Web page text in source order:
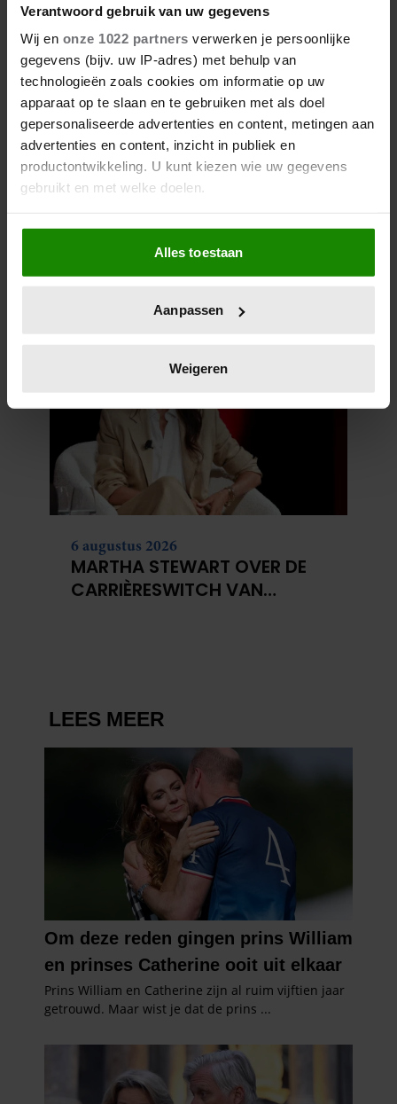
Verantwoord gebruik van uw gegevens
Wij en onze 1022 partners verwerken je persoonlijke
gegevens (bijv. uw IP-adres) met behulp van
technologieën zoals cookies om informatie op uw
apparaat op te slaan en te gebruiken met als doel
gepersonaliseerde advertenties en content, metingen aan
advertenties en content, inzicht in publiek en
productontwikkeling. U kunt kiezen wie uw gegevens
gebruikt en met welke doelen.
Als u het toestaat, willen we ook graag:
Informatie verzamelen over uw geografische
locatie, die tot een paar meter nauwkeurig kan zijn
scannen op specifieke eigenschappen (fingerprinting)
verwerkt en stel uw voorkeuren in het
intrekken in de Cookieverklaring.
We gebruiken cookies om content en advertenties te
personaliseren, om functies voor social media te bieden
en om ons websiteverkeer te analyseren. Ook delen we
informatie over uw gebruik van onze site met onze
partners kunnen deze gegevens combineren met andere
informatie die u aan ze heeft verstrekt of die ze hebben
verzameld op basis van uw gebruik van hun services. U
Alles toestaan
Aanpassen
Weigeren
COUPE VAN PRINSES LEONOR
KONING CHARLES LUIDT
GELIEFD SCHOTS LANDGOED
6 augustus 2026
MARTHA STEWART OVER DE
CARRIÈRESWITCH VAN